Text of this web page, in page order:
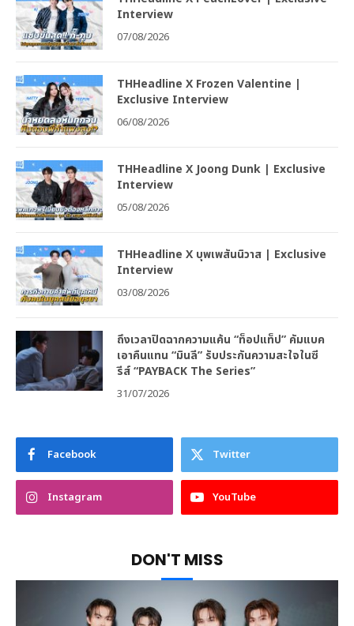
Interview
07/08/2026
THHeadline X Frozen Valentine |
Exclusive Interview
06/08/2026
THHeadline X Joong Dunk | Exclusive
Interview
05/08/2026
THHeadline X บุพเพสันนิวาส | Exclusive
Interview
03/08/2026
ถึงเวลาปิดฉากความแค้น “ท็อปแท็ป” คัมแบค
เอาคืนแทน “มินลี” รับประกันความสะใจในซี
รีส์ “PAYBACK The Series”
31/07/2026
Facebook Twitter
Instagram YouTube
DON'T MISS